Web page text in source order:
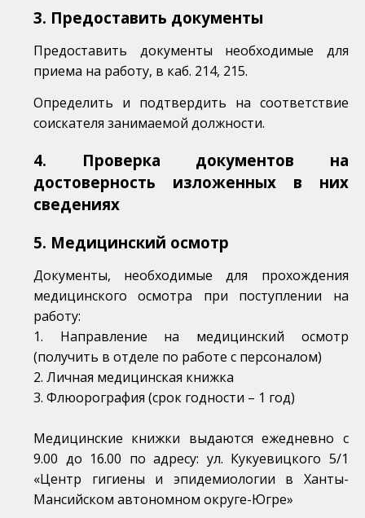
3. Предоставить документы
Предоставить документы необходимые для
приема на работу, в каб. 214, 215.
Определить и подтвердить на соответствие
соискателя занимаемой должности.
4. Проверка документов на
достоверность изложенных в них
сведениях
5. Медицинский осмотр
Документы, необходимые для прохождения
медицинского осмотра при поступлении на
работу:
1. Направление на медицинский осмотр
(получить в отделе по работе с персоналом)
2. Личная медицинская книжка
3. Флюорография (срок годности – 1 год)
Медицинские книжки выдаются ежедневно с
9.00 до 16.00 по адресу: ул. Кукуевицкого 5/1
«Центр гигиены и эпидемиологии в Ханты-
Мансийском автономном округе-Югре»